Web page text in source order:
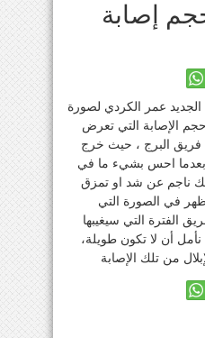
إصابة
عمر الكردي لصورة
الإصابة التي تعرض
فريق البرج ، حيث خرج
بعدما احس بشيء ما في
ناجم عن شد او تمزق
في الصورة التي
الفترة التي سيغيبها
أن لا تكون طويلة،
من تلك الإصابة